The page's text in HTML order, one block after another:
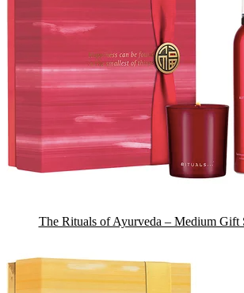
The Rituals of Ayurveda – Medium Gift